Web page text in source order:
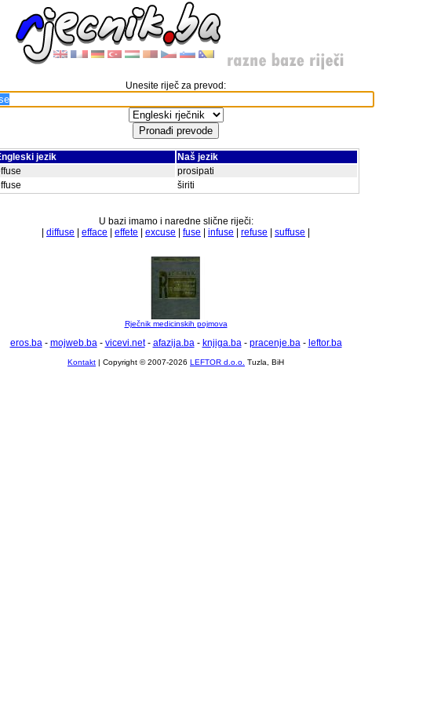
Unesite riječ za prevod:
jezik
Naš jezik
prosipati
širiti
U bazi imamo i naredne slične riječi:
diffuse efface effete excuse fuse infuse refuse suffuse
Rječnik medicinskih pojmova
eros.ba- mojweb.ba- vicevi.net- afazija.ba- knjiga.ba- pracenje.ba- leftor.ba
Kontakt | Copyright © 2007-2026 LEFTOR d.o.o. Tuzla, BiH